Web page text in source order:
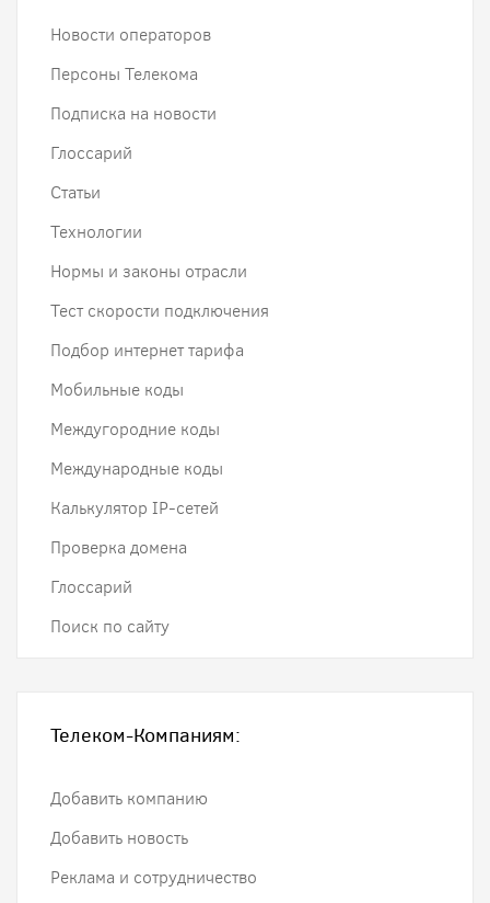
Новости операторов
Персоны Телекома
Подписка на новости
Глоссарий
Статьи
Технологии
Нормы и законы отрасли
Тест скорости подключения
Подбор интернет тарифа
Мобильные коды
Междугородние коды
Международные коды
Калькулятор IP-сетей
Проверка домена
Глоссарий
Поиск по сайту
Телеком-Компаниям:
Добавить компанию
Добавить новость
Реклама и сотрудничество